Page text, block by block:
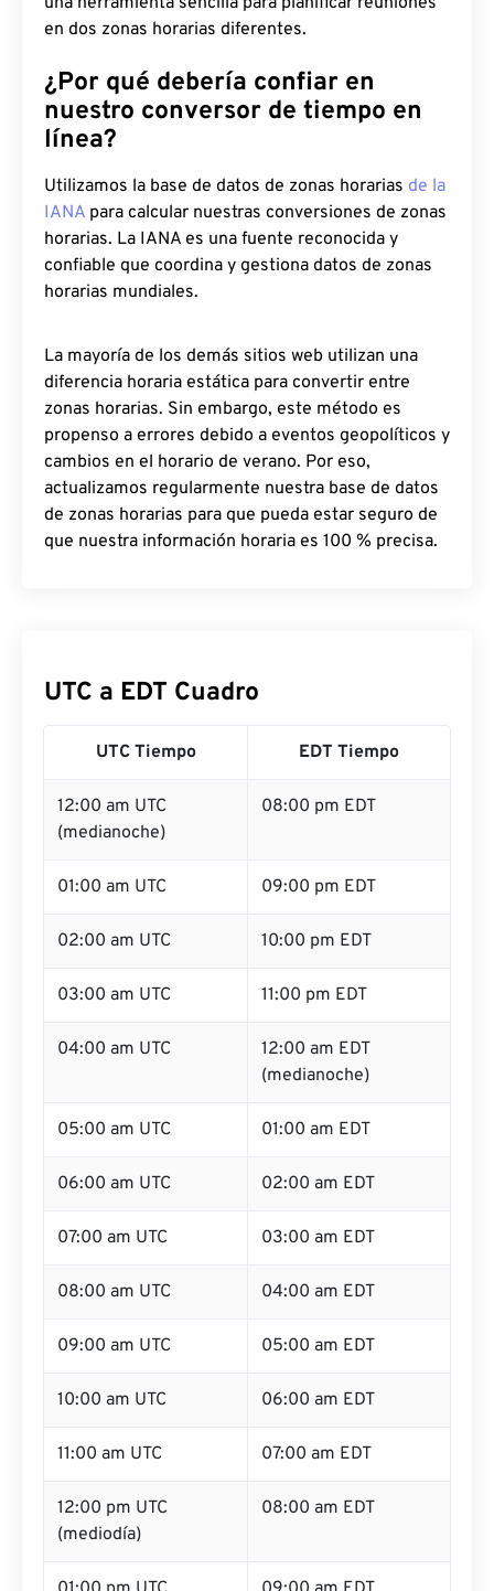
en dos zonas horarias diferentes.
¿Por qué debería confiar en
nuestro conversor de tiempo en
línea?
Utilizamos la base de datos de zonas horarias de la
IANA para calcular nuestras conversiones de zonas
horarias. La IANA es una fuente reconocida y
confiable que coordina y gestiona datos de zonas
horarias mundiales.
La mayoría de los demás sitios web utilizan una
diferencia horaria estática para convertir entre
zonas horarias. Sin embargo, este método es
propenso a errores debido a eventos geopolíticos y
cambios en el horario de verano. Por eso,
actualizamos regularmente nuestra base de datos
de zonas horarias para que pueda estar seguro de
que nuestra información horaria es 100 % precisa.
UTC a EDT Cuadro
UTC Tiempo EDT Tiempo
12:00 am UTC
(medianoche)
08:00 pm EDT
01:00 am UTC 09:00 pm EDT
02:00 am UTC 10:00 pm EDT
03:00 am UTC 11:00 pm EDT
04:00 am UTC
12:00 am EDT
(medianoche)
05:00 am UTC 01:00 am EDT
06:00 am UTC 02:00 am EDT
07:00 am UTC 03:00 am EDT
08:00 am UTC 04:00 am EDT
09:00 am UTC 05:00 am EDT
10:00 am UTC 06:00 am EDT
11:00 am UTC 07:00 am EDT
12:00 pm UTC
(mediodía)
08:00 am EDT